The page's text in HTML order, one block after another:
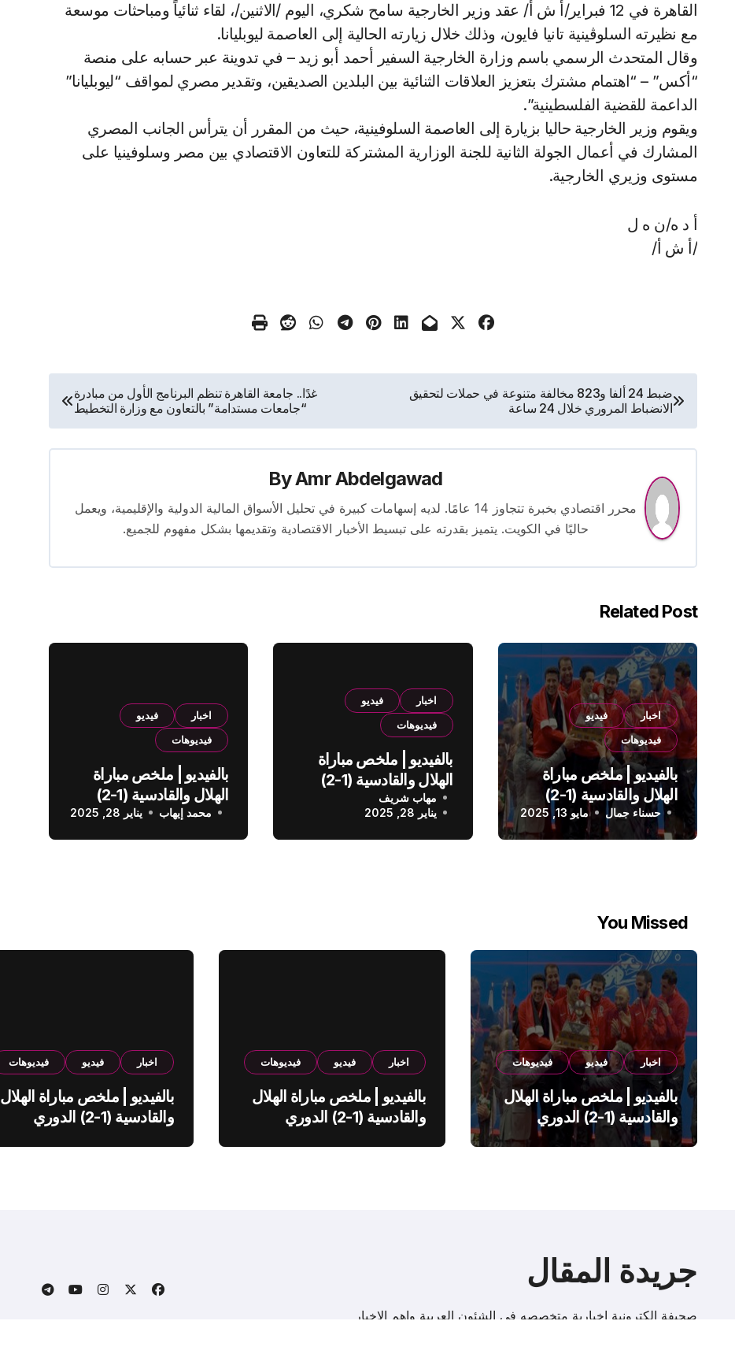
القاهرة في 12 فبراير/أ ش أ/ عقد وزير الخارجية سامح شكري، اليوم /الاثنين/، لقاء ثنائياً ومباحثات موسعة
مع نظيرته السلوڤينية تانيا فايون، وذلك خلال زيارته الحالية إلى العاصمة ليوبليانا.
وقال المتحدث الرسمي باسم وزارة الخارجية السفير أحمد أبو زيد – في تدوينة عبر حسابه على منصة
“أكس” – “اهتمام مشترك بتعزيز العلاقات الثنائية بين البلدين الصديقين، وتقدير مصري لمواقف “ليوبليانا”
الداعمة للقضية الفلسطينية”.
ويقوم وزير الخارجية حاليا بزيارة إلى العاصمة السلوفينية، حيث من المقرر أن يترأس الجانب المصري
المشارك في أعمال الجولة الثانية للجنة الوزارية المشتركة للتعاون الاقتصادي بين مصر وسلوفينيا على
مستوى وزيري الخارجية.
أ د ه/ن ه ل
/أ ش أ/
تصفّح
المقالات
ضبط 24 ألفا و823 مخالفة متنوعة في حملات لتحقيق
الانضباط المروري خلال 24 ساعة
غدًا.. جامعة القاهرة تنظم البرنامج الأول من مبادرة
“جامعات مستدامة” بالتعاون مع وزارة التخطيط
ByAmr Abdelgawad
محرر اقتصادي بخبرة تتجاوز 14 عامًا. لديه إسهامات كبيرة في تحليل الأسواق المالية الدولية والإقليمية، ويعمل
حاليًا في الكويت. يتميز بقدرته على تبسيط الأخبار الاقتصادية وتقديمها بشكل مفهوم للجميع.
Related Post
اخبار
فيديو
فيديوهات
بالفيديو | ملخص مباراة
الهلال والقادسية (1-2)
الدوري السعودي
حسناء جمال مايو 13, 2025
اخبار
فيديو
فيديوهات
بالفيديو | ملخص مباراة
الهلال والقادسية (1-2)
الدوري السعودي
مهاب شريف
يناير 28, 2025
اخبار
فيديو
فيديوهات
بالفيديو | ملخص مباراة
الهلال والقادسية (1-2)
الدوري السعودي
محمد إيهاب يناير 28, 2025
You Missed
اخبار فيديو فيديوهات
بالفيديو | ملخص مباراة الهلال
والقادسية (1-2) الدوري
السعودي
اخبار فيديو فيديوهات
بالفيديو | ملخص مباراة الهلال
والقادسية (1-2) الدوري
اخبار فيديو فيديوهات
بالفيديو | ملخص مباراة الهلال
والقادسية (1-2) الدوري
جريدة المقال
صحيفة إلكترونية اخبارية متخصصه فى الشئون العربية واهم الاخبار